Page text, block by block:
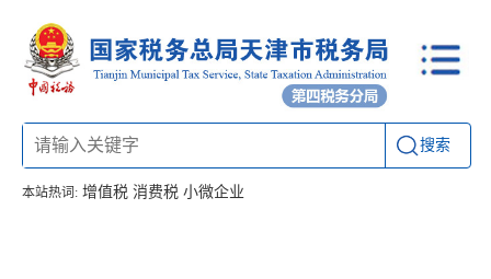
搜索
本站热词: 增值税 消费税 小微企业